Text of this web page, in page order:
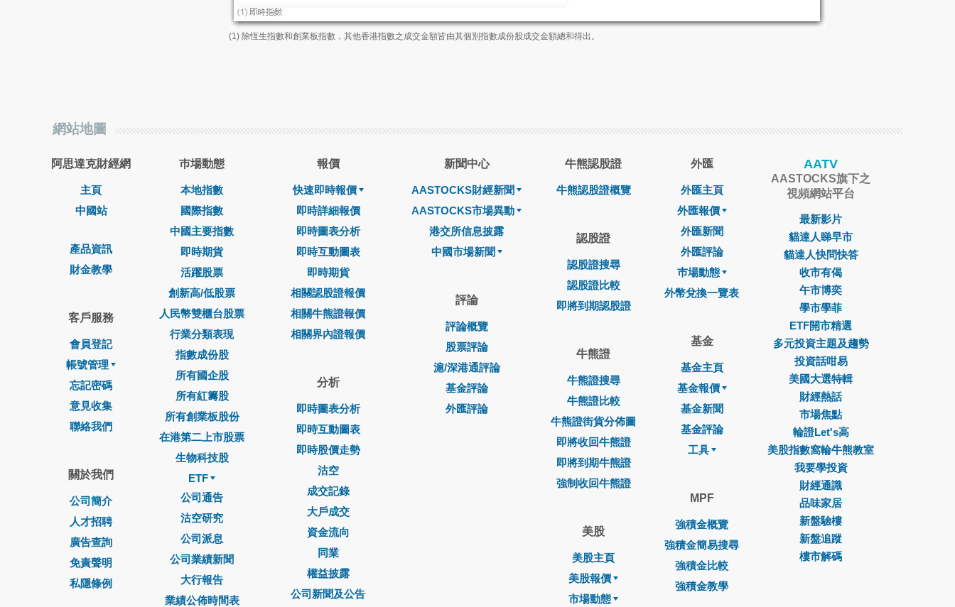
(1) 除恆生指數和創業板指數，其他香港指數之成交金額皆由其個別指數成份股成交金額總和得出。
網站地圖
阿思達克財經網
主頁
中國站
產品資訊
財金教學
客戶服務
會員登記
帳號管理
忘記密碼
意見收集
聯絡我們
關於我們
公司簡介
人才招聘
廣告查詢
免責聲明
私隱條例
巿場動態
本地指數
國際指數
中國主要指數
即時期貨
活躍股票
創新高/低股票
人民幣雙櫃台股票
行業分類表現
指數成份股
所有國企股
所有紅籌股
所有創業板股份
在港第二上市股票
生物科技股
ETF
公司通告
沽空研究
公司派息
公司業績新聞
大行報告
業績公佈時間表
報價
快速即時報價
即時詳細報價
即時圖表分析
即時互動圖表
即時期貨
相關認股證報價
相關牛熊證報價
相關界內證報價
分析
即時圖表分析
即時互動圖表
即時股價走勢
沽空
成交記錄
大戶成交
資金流向
同業
權益披露
公司新聞及公告
新聞中心
AASTOCKS財經新聞
AASTOCKS市場異動
港交所信息披露
中國市場新聞
評論
評論概覽
股票評論
滬/深港通評論
基金評論
外匯評論
牛熊認股證
牛熊認股證概覽
認股證
認股證搜尋
認股證比較
即將到期認股證
牛熊證
牛熊證搜尋
牛熊證比較
牛熊證街貨分佈圖
即將收回牛熊證
即將到期牛熊證
強制收回牛熊證
美股
美股主頁
美股報價
市場動態
外匯
外匯主頁
外匯報價
外匯新聞
外匯評論
巿場動態
外幣兌換一覽表
基金
基金主頁
基金報價
基金新聞
基金評論
工具
MPF
強積金概覽
強積金簡易搜尋
強積金比較
強積金教學
AATV
AASTOCKS旗下之
視頻網站平台
最新影片
貓達人睇早市
貓達人快問快答
收市有偈
午市博奕
學市學菲
ETF開市精選
多元投資主題及趨勢
投資話咁易
美國大選特輯
財經熱話
市場焦點
輪證Let's高
美股指數窩輪牛熊教室
我要學投資
財經通識
品味家居
新盤驗樓
新盤追蹤
樓市解碼